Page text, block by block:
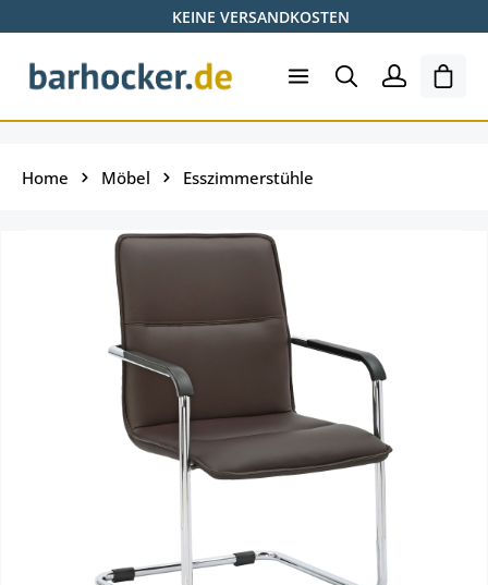
Zum Hauptinhalt springenKEINE VERSANDKOSTEN
Home Möbel Esszimmerstühle